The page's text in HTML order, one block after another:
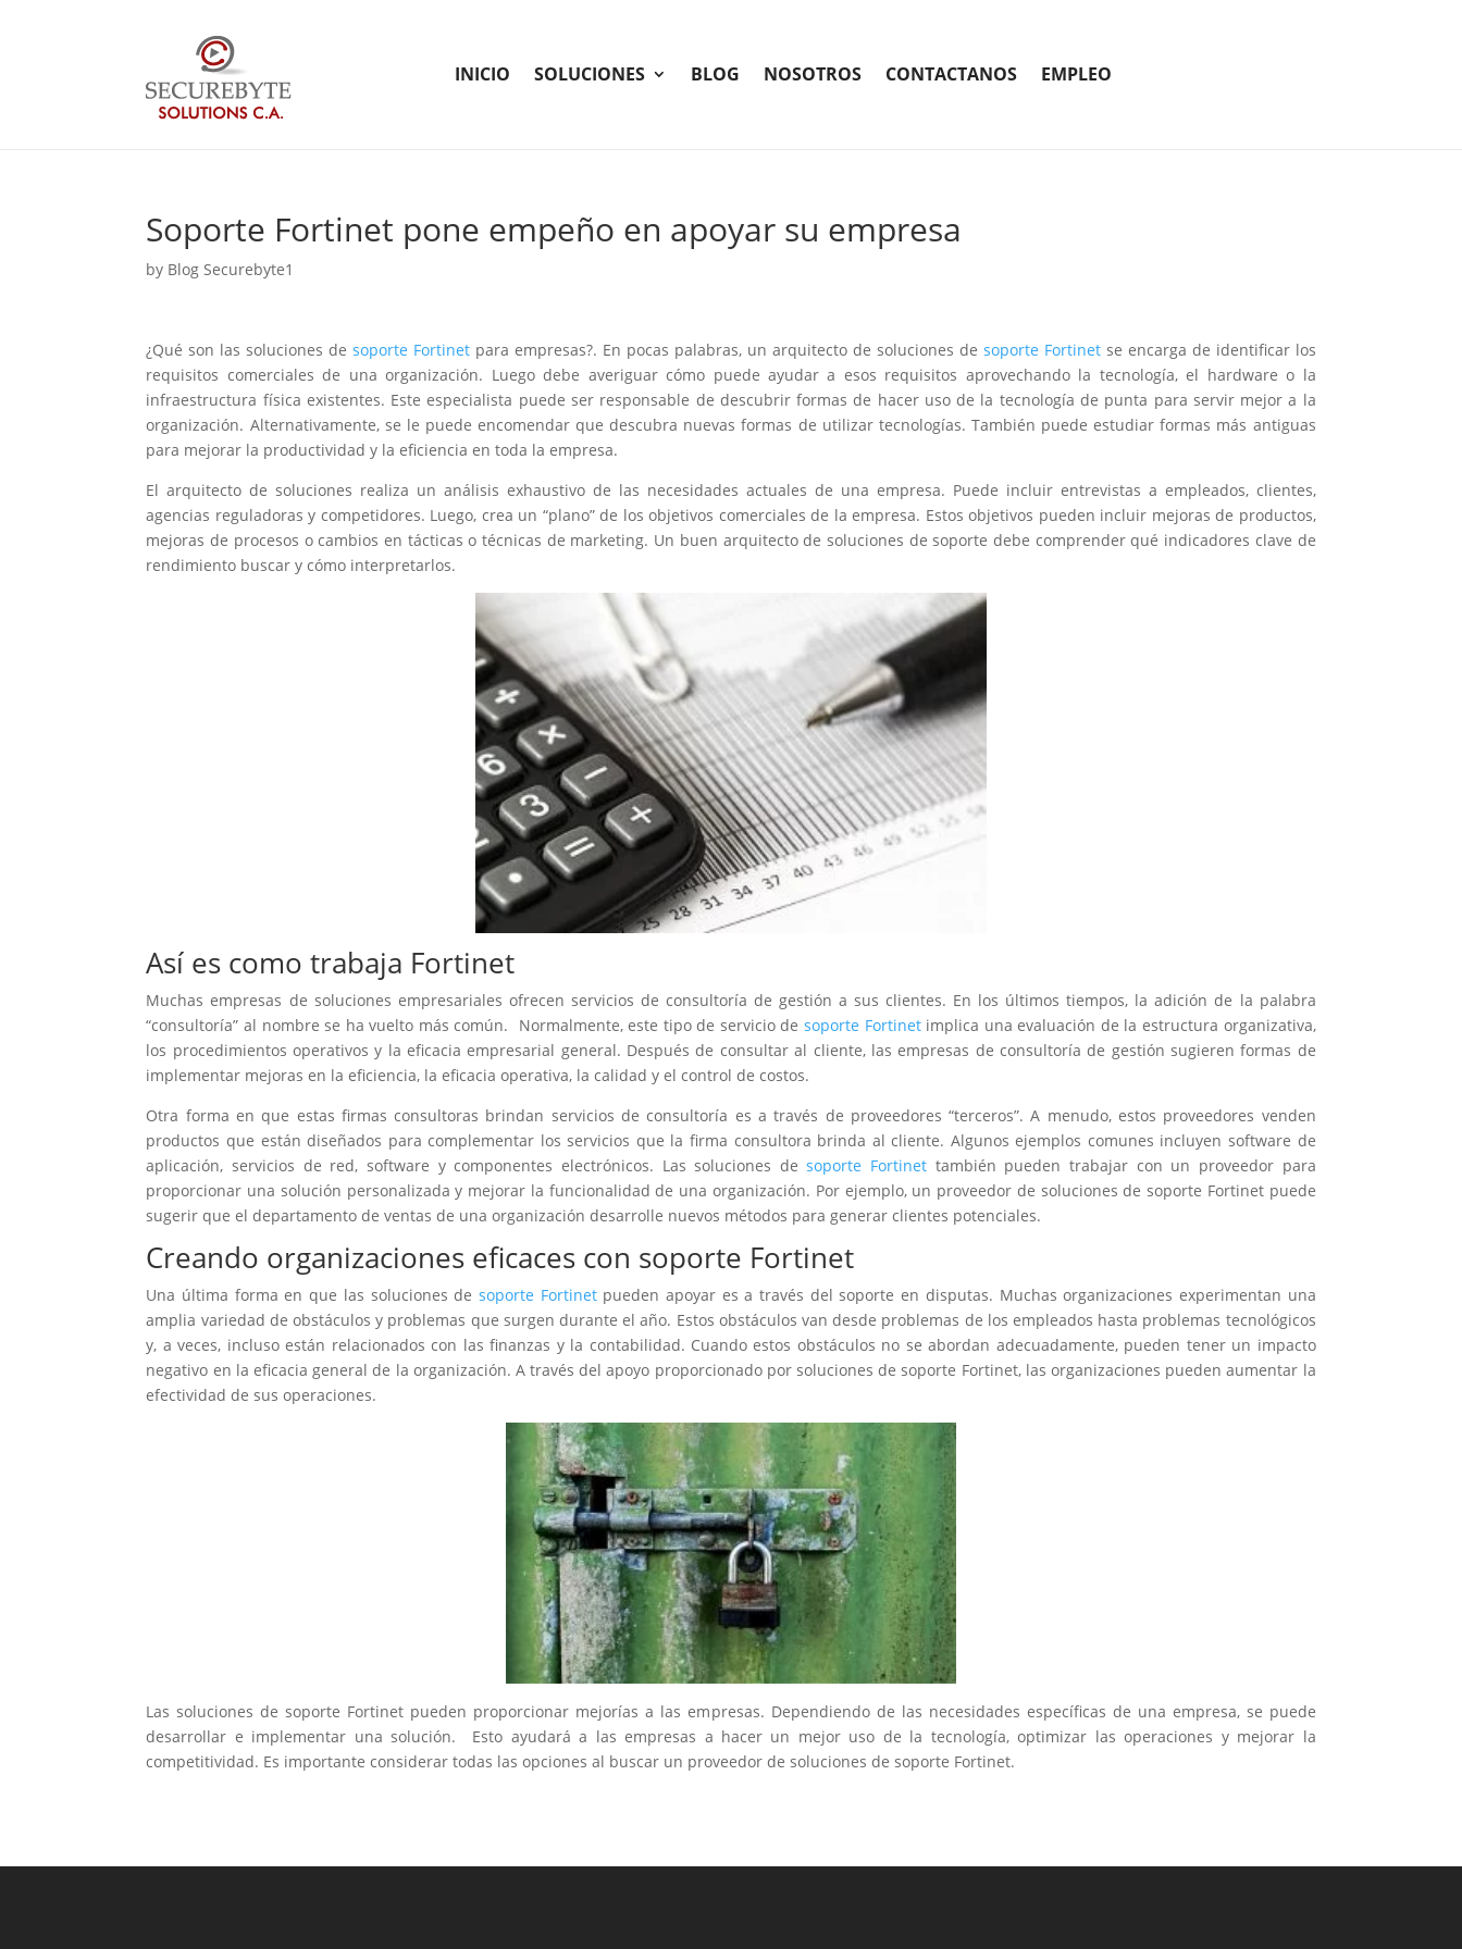
INICIO SOLUCIONES BLOG NOSOTROS CONTACTANOS EMPLEO
Soporte Fortinet pone empeño en apoyar su empresa
by Blog Securebyte1
¿Qué son las soluciones desoporte Fortinet para empresas?. En pocas palabras, un arquitecto de soluciones de soporte Fortinetse encarga de identificar los
requisitos comerciales de una organización. Luego debe averiguar cómo puede ayudar a esos requisitos aprovechando la tecnología, el hardware o la
infraestructura física existentes. Este especialista puede ser responsable de descubrir formas de hacer uso de la tecnología de punta para servir mejor a la
organización. Alternativamente, se le puede encomendar que descubra nuevas formas de utilizar tecnologías. También puede estudiar formas más antiguas
para mejorar la productividad y la eficiencia en toda la empresa.
El arquitecto de soluciones realiza un análisis exhaustivo de las necesidades actuales de una empresa. Puede incluir entrevistas a empleados, clientes,
agencias reguladoras y competidores. Luego, crea un “plano” de los objetivos comerciales de la empresa. Estos objetivos pueden incluir mejoras de productos,
mejoras de procesos o cambios en tácticas o técnicas de marketing. Un buen arquitecto de soluciones de soporte debe comprender qué indicadores clave de
rendimiento buscar y cómo interpretarlos.
Así es como trabaja Fortinet
Muchas empresas de soluciones empresariales ofrecen servicios de consultoría de gestión a sus clientes. En los últimos tiempos, la adición de la palabra
“consultoría” al nombre se ha vuelto más común. Normalmente, este tipo de servicio desoporte Fortinetimplica una evaluación de la estructura organizativa,
los procedimientos operativos y la eficacia empresarial general. Después de consultar al cliente, las empresas de consultoría de gestión sugieren formas de
implementar mejoras en la eficiencia, la eficacia operativa, la calidad y el control de costos.
Otra forma en que estas firmas consultoras brindan servicios de consultoría es a través de proveedores “terceros”. A menudo, estos proveedores venden
productos que están diseñados para complementar los servicios que la firma consultora brinda al cliente. Algunos ejemplos comunes incluyen software de
aplicación, servicios de red, software y componentes electrónicos. Las soluciones desoporte Fortinet también pueden trabajar con un proveedor para
proporcionar una solución personalizada y mejorar la funcionalidad de una organización. Por ejemplo, un proveedor de soluciones de soporte Fortinet puede
sugerir que el departamento de ventas de una organización desarrolle nuevos métodos para generar clientes potenciales.
Creando organizaciones eficaces con soporte Fortinet
Una última forma en que las soluciones de soporte Fortinetpueden apoyar es a través del soporte en disputas. Muchas organizaciones experimentan una
amplia variedad de obstáculos y problemas que surgen durante el año. Estos obstáculos van desde problemas de los empleados hasta problemas tecnológicos
y, a veces, incluso están relacionados con las finanzas y la contabilidad. Cuando estos obstáculos no se abordan adecuadamente, pueden tener un impacto
negativo en la eficacia general de la organización. A través del apoyo proporcionado por soluciones de soporte Fortinet, las organizaciones pueden aumentar la
efectividad de sus operaciones.
Las soluciones de soporte Fortinet pueden proporcionar mejorías a las empresas. Dependiendo de las necesidades específicas de una empresa, se puede
desarrollar e implementar una solución. Esto ayudará a las empresas a hacer un mejor uso de la tecnología, optimizar las operaciones y mejorar la
competitividad. Es importante considerar todas las opciones al buscar un proveedor de soluciones de soporte Fortinet.